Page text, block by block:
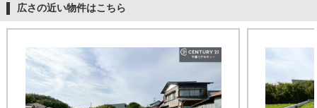
広さの近い物件はこちら